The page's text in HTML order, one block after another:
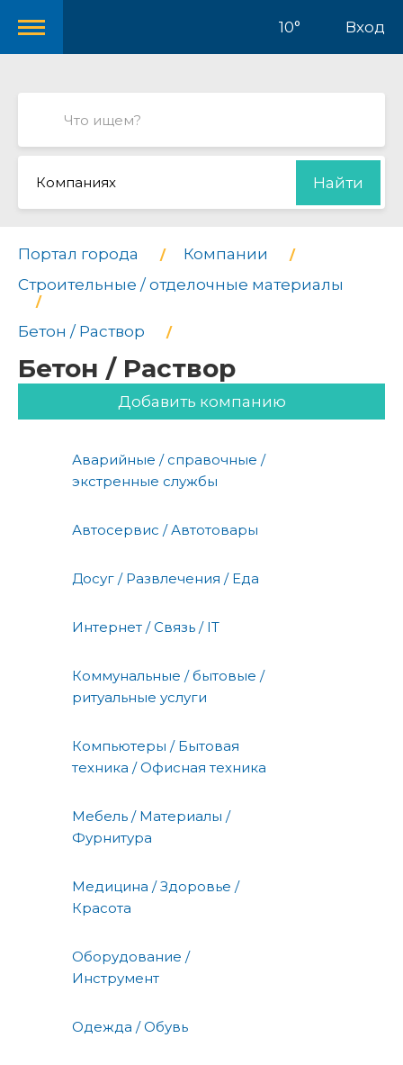
10° Вход
Компаниях Найти
Портал города
Компании
Строительные / отделочные материалы
Бетон / Раствор
Бетон / Раствор
Добавить компанию
Аварийные / справочные /
экстренные службы
Автосервис / Автотовары
Досуг / Развлечения / Еда
Интернет / Связь / IT
Коммунальные / бытовые /
ритуальные услуги
Компьютеры / Бытовая
техника / Офисная техника
Мебель / Материалы /
Фурнитура
Медицина / Здоровье /
Красота
Оборудование /
Инструмент
Одежда / Обувь